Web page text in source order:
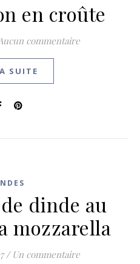
en croûte
commentaire
SUITE
dinde au
mozzarella
/ Un commentaire